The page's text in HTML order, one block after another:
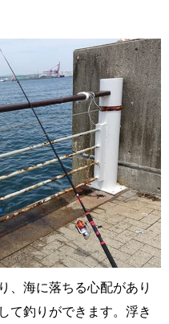
、海に落ちる心配があり
て釣りができます。浮き